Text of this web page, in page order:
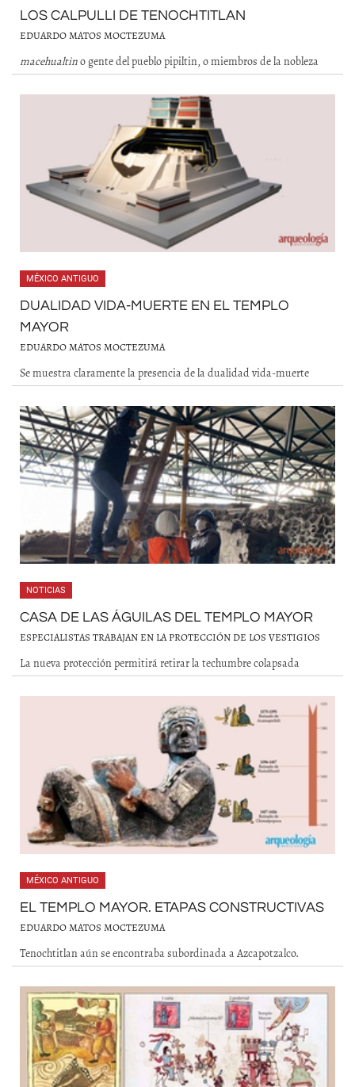
LOS CALPULLI DE TENOCHTITLAN
EDUARDO MATOS MOCTEZUMA
macehualtino gente del pueblo pipiltin, o miembros de la nobleza
MÉXICO ANTIGUO
DUALIDAD VIDA-MUERTE EN EL TEMPLO
MAYOR
EDUARDO MATOS MOCTEZUMA
Se muestra claramente la presencia de la dualidad vida-muerte
NOTICIAS
CASA DE LAS ÁGUILAS DEL TEMPLO MAYOR
ESPECIALISTAS TRABAJAN EN LA PROTECCIÓN DE LOS VESTIGIOS
La nueva protección permitirá retirar la techumbre colapsada
MÉXICO ANTIGUO
EL TEMPLO MAYOR. ETAPAS CONSTRUCTIVAS
EDUARDO MATOS MOCTEZUMA
Tenochtitlan aún se encontraba subordinada a Azcapotzalco.